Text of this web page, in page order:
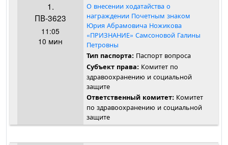
1.
ПВ-3623
11:05
10 мин
О внесении ходатайства о
награждении Почетным знаком
Юрия Абрамовича Ножикова
«ПРИЗНАНИЕ» Самсоновой Галины
Петровны
Тип паспорта: Паспорт вопроса
Субъект права: Комитет по
здравоохранению и социальной
защите
Ответственный комитет: Комитет
по здравоохранению и социальной
защите